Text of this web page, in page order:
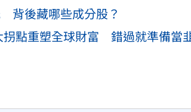
背後藏哪些成分股？
拐點重塑全球財富 錯過就準備當